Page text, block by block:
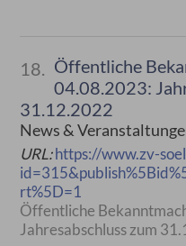
18. Öffentliche
04.08.2023:
31.12.2022
News &
URL:https://www.zv-
rt%5D=1
Öffentliche
Jahresabschluss zum